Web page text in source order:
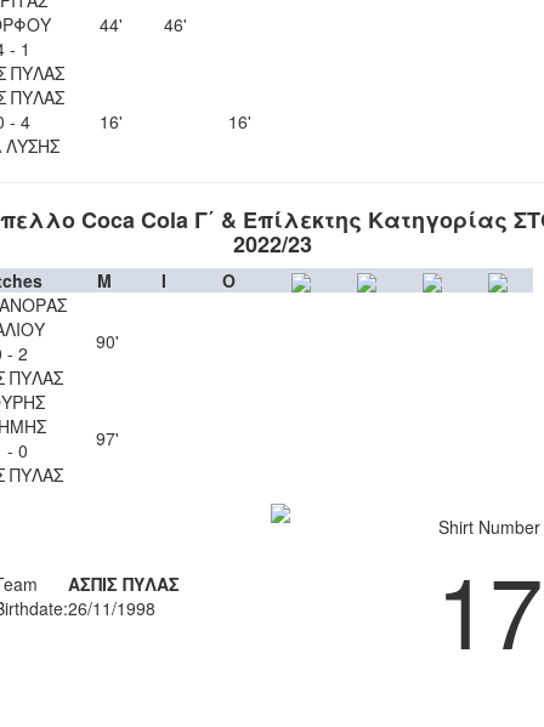
- 1
ΠΥΛΑΣ
44' 46'
ΠΥΛΑΣ
- 4
ΛΥΣΗΣ
16' 16'
Coca Cola Γ΄ & Επίλεκτης Κατηγορίας
2022/23
M I
O
- 2
ΠΥΛΑΣ
90'
- 0
ΠΥΛΑΣ
97'
ΑΣΠΙΣ ΠΥΛΑΣ
26/11/1998
Shirt Number
17